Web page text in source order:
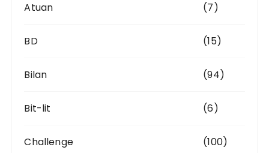
Atuan (7)
BD (15)
Bilan (94)
Bit-lit (6)
Challenge (100)